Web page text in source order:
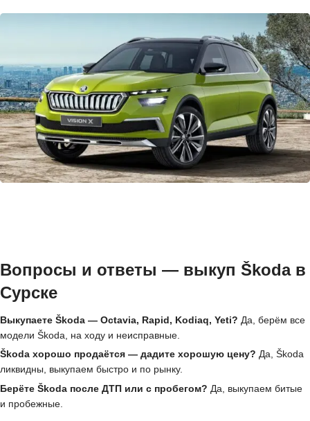
Вопросы и ответы — выкуп Škoda в
Сурске
Выкупаете Škoda — Octavia, Rapid, Kodiaq, Yeti? Да, берём все
модели Škoda, на ходу и неисправные.
Škoda хорошо продаётся — дадите хорошую цену? Да, Škoda
ликвидны, выкупаем быстро и по рынку.
Берёте Škoda после ДТП или с пробегом? Да, выкупаем битые
и пробежные.